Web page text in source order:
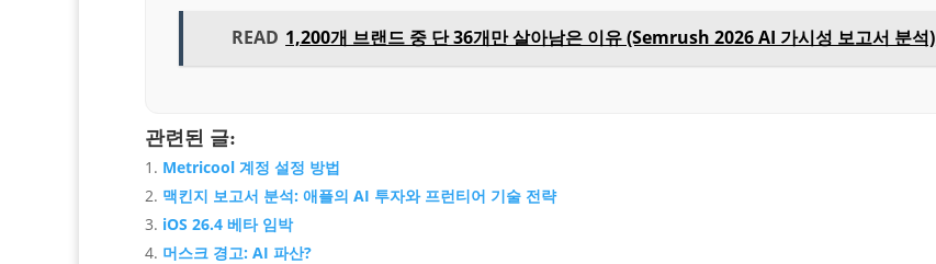
READ 1,200개 브랜드 중 단 36개만 살아남은 이유 (Semrush 2026 AI 가시성 보고서 분석)
관련된 글:
Metricool 계정 설정 방법
맥킨지 보고서 분석: 애플의 AI 투자와 프런티어 기술 전략
iOS 26.4 베타 임박
머스크 경고: AI 파산?